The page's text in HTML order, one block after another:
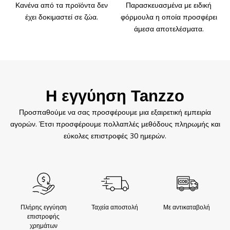
Κανένα από τα προϊόντα δεν
έχει δοκιμαστεί σε ζώα.
Παρασκευασμένα με ειδική
φόρμουλα η οποία προσφέρει
άμεσα αποτελέσματα.
Η εγγύηση Tanzzo
Προσπαθούμε να σας προσφέρουμε μια εξαιρετική εμπειρία
αγορών. Έτσι προσφέρουμε πολλαπλές μεθόδους πληρωμής και
εύκολες επιστροφές 30 ημερών.
Πλήρης εγγύηση
επιστροφής
χρημάτων
Ταχεία αποστολή Με αντικαταβολή